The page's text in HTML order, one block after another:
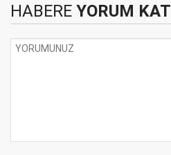
HABERE YORUM KAT